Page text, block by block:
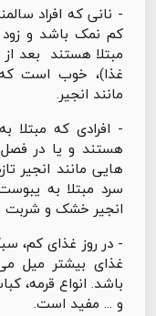
- نانی که افراد
کم نمک باشد و
مبتلا هستند بعد
غذا)، خوب است
مانند انجیر.
- افرادی که مبتلا
هستند و یا در
هایی مانند انجیر
سرد مبتلا به
انجیر خشک و
- در روز غذای کم،
غذای بیشتر میل
باشد. انواع قرمه،
و ... مفید است.